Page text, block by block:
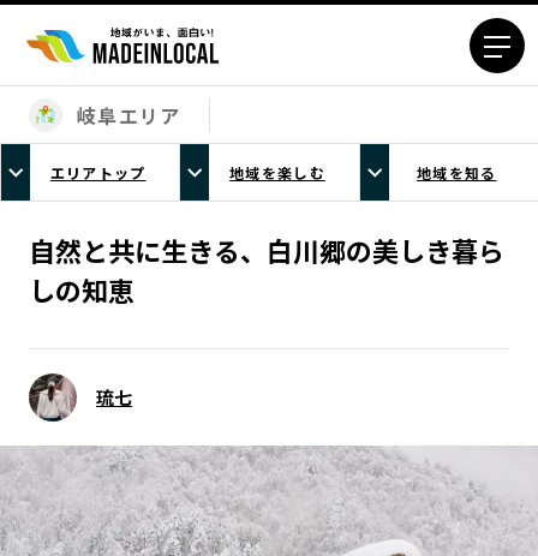
エリアから探す
北海道エリア
青森エリア
岩手エリア
秋田エリア
山形エリア
福島エリア
栃木エリア
群馬エリア
埼玉エリア
東京23区エリア
神奈川エリア
新潟エリア
富山エリア
石川エリア
福井エリア
山梨エリア
岐阜エリア
エリアトップ 地域を楽しむ 地域を知る
自然と共に生きる、白川郷の美しき暮ら
しの知恵
琉七